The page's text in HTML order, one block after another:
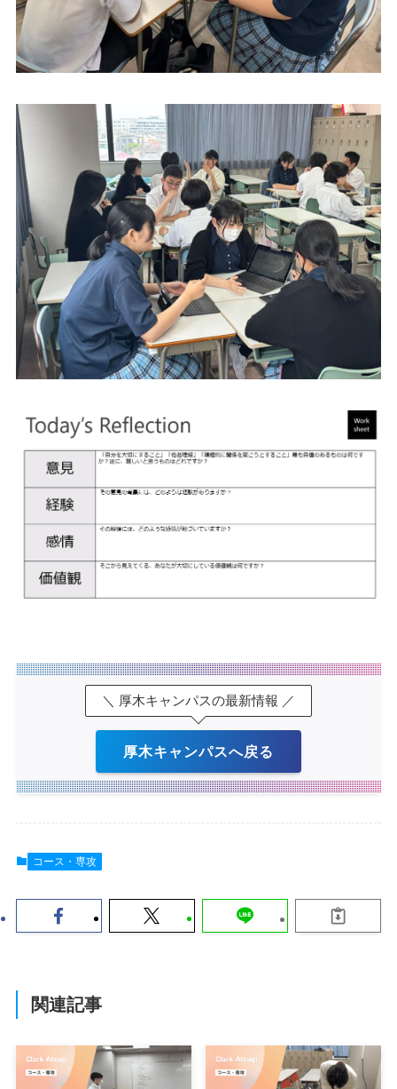
＼ 厚木キャンパスの最新情報 ／
厚木キャンパスへ戻る
コース・専攻
関連記事